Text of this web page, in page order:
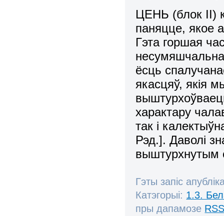
ЦЕНЬ (блок ІІ)
паняцце, якое
Гэта горшая
ёсць
якасцяў, якія
характару
так і
Рэд.]. Даволі
выштурхнутым
Гэты запіс
Катэгорыі: 1.3.
пры дапамозе